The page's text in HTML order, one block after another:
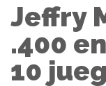
Jeffry
.400
10